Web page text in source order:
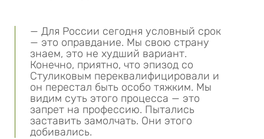
— Для России сегодня условный срок
— это оправдание. Мы свою страну
знаем, это не худший вариант.
Конечно, приятно, что эпизод со
Стуликовым переквалифицировали и
он перестал быть особо тяжким. Мы
видим суть этого процесса — это
запрет на профессию. Пытались
заставить замолчать. Они этого
добивались.